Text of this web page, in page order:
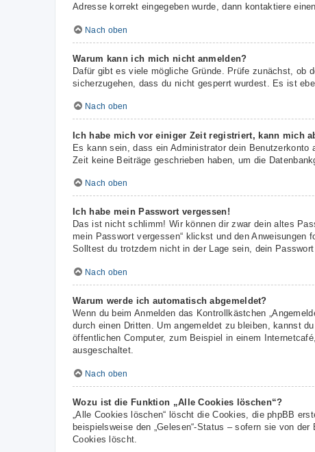
Adresse korrekt eingegeben wurde, dann kontaktiere
Nach oben
Warum kann ich mich nicht anmelden?
Dafür gibt es viele mögliche Gründe. Prüfe zunächst, ob
sicherzugehen, dass du nicht gesperrt wurdest. Es ist
Nach oben
Ich habe mich vor einiger Zeit registriert, kann mich
Es kann sein, dass ein Administrator dein
Zeit keine Beiträge geschrieben haben, um die
Nach oben
Ich habe mein Passwort vergessen!
Das ist nicht schlimm! Wir können dir zwar dein altes
mein Passwort vergessen“ klickst und den
Solltest du trotzdem nicht in der Lage sein, dein
Nach oben
Warum werde ich automatisch abgemeldet?
Wenn du beim Anmelden das Kontrollkästchen
durch einen Dritten. Um angemeldet zu bleiben, kannst
öffentlichen Computer, zum Beispiel in einem
ausgeschaltet.
Nach oben
Wozu ist die Funktion „Alle Cookies löschen“?
„Alle Cookies löschen“ löscht die Cookies, die phpBB
beispielsweise den „Gelesen“-Status – sofern sie von
Cookies löscht.